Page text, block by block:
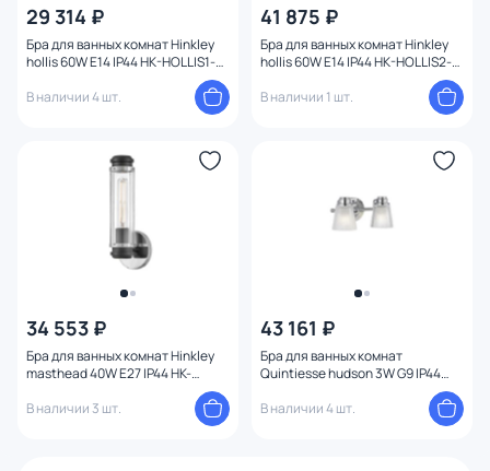
29 314 ₽
Бра для ванных комнат Hinkley
hollis 60W E14 IP44 HK-HOLLIS1-O-
В наличии 4 шт.
41 875 ₽
Бра для ванных комнат Hinkley
hollis 60W E14 IP44 HK-HOLLIS2-
В наличии 1 шт.
34 553 ₽
Бра для ванных комнат Hinkley
masthead 40W E27 IP44 HK-
В наличии 3 шт.
43 161 ₽
Бра для ванных комнат
Quintiesse hudson 3W G9 IP44
В наличии 4 шт.